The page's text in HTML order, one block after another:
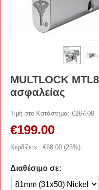
MULTLOCK
ασφαλείας
Τιμή στο Κατάστημα: €267.00
€199.00
Κερδίζετε : €68.00 (25%)
Διαθέσιμο σε: